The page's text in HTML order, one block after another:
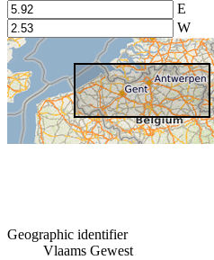
E
W
Geographic identifier
Vlaams Gewest